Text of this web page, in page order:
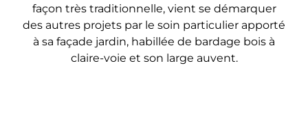
façon très traditionnelle, vient se démarquer
des autres projets par le soin particulier apporté
à sa façade jardin, habillée de bardage bois à
claire-voie et son large auvent.